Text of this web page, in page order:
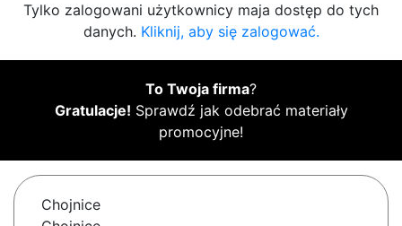
Tylko zalogowani użytkownicy maja dostęp do tych
danych. Kliknij, aby się zalogować.
To Twoja firma?
Gratulacje! Sprawdź jak odebrać materiały
promocyjne!
Chojnice